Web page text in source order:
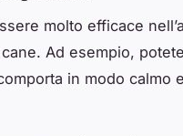
molto efficace
Ad esempio,
in modo calmo